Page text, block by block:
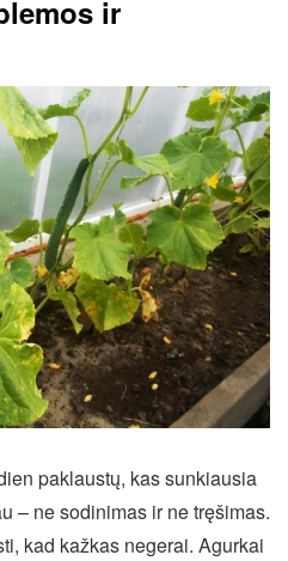
ir
paklaustų, kas sunkiausia
– ne sodinimas ir ne tręšimas.
kad kažkas negerai. Agurkai